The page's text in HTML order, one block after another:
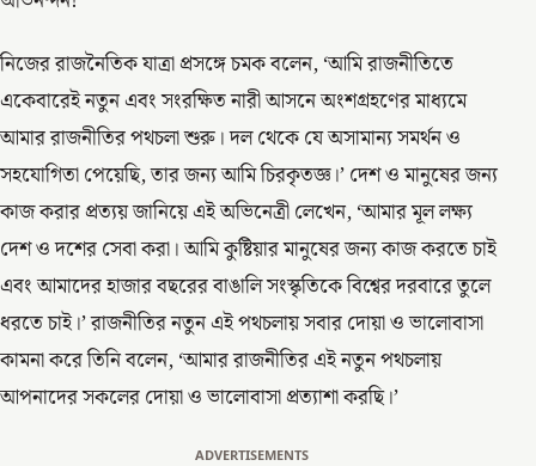
নিজের রাজনৈতিক যাত্রা প্রসঙ্গে চমক বলেন, ‘আমি রাজনীতিতে
একেবারেই নতুন এবং সংরক্ষিত নারী আসনে অংশগ্রহণের মাধ্যমে
আমার রাজনীতির পথচলা শুরু। দল থেকে যে অসামান্য সমর্থন ও
সহযোগিতা পেয়েছি, তার জন্য আমি চিরকৃতজ্ঞ।’ দেশ ও মানুষের জন্য
কাজ করার প্রত্যয় জানিয়ে এই অভিনেত্রী লেখেন, ‘আমার মূল লক্ষ্য
দেশ ও দশের সেবা করা। আমি কুষ্টিয়ার মানুষের জন্য কাজ করতে চাই
এবং আমাদের হাজার বছরের বাঙালি সংস্কৃতিকে বিশ্বের দরবারে তুলে
ধরতে চাই।’ রাজনীতির নতুন এই পথচলায় সবার দোয়া ও ভালোবাসা
কামনা করে তিনি বলেন, ‘আমার রাজনীতির এই নতুন পথচলায়
আপনাদের সকলের দোয়া ও ভালোবাসা প্রত্যাশা করছি।’
ADVERTISEMENTS